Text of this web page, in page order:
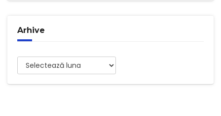
Arhive
Arhive